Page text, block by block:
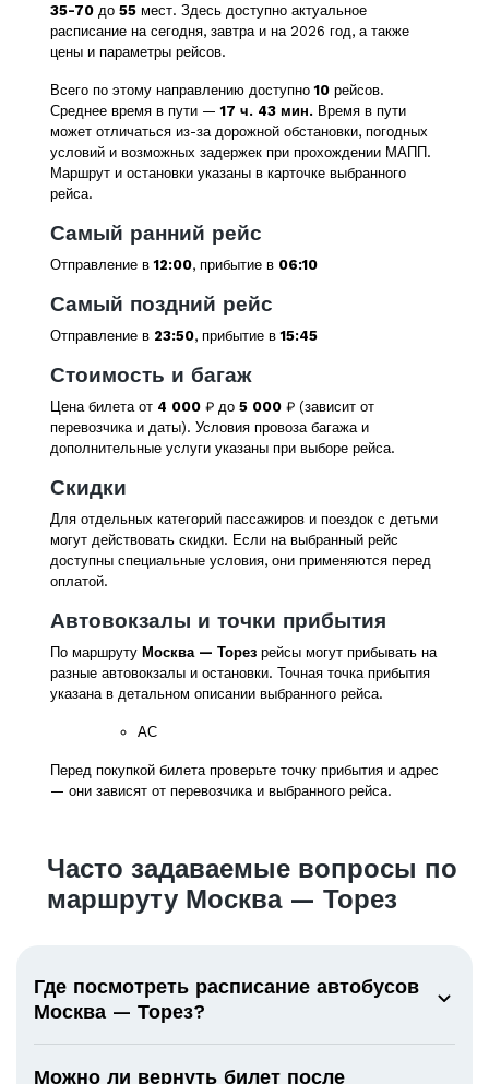
35-70 до 55 мест. Здесь доступно актуальное
расписание на сегодня, завтра и на 2026 год, а также
цены и параметры рейсов.
Всего по этому направлению доступно10 рейсов.
Среднее время в пути —17 ч. 43 мин. Время в пути
может отличаться из-за дорожной обстановки, погодных
условий и возможных задержек при прохождении МАПП.
Маршрут и остановки указаны в карточке выбранного
рейса.
Самый ранний рейс
Отправление в12:00, прибытие в 06:10
Самый поздний рейс
Отправление в 23:50, прибытие в15:45
Стоимость и багаж
Цена билета от 4 000 ₽ до 5 000 ₽ (зависит от
перевозчика и даты). Условия провоза багажа и
дополнительные услуги указаны при выборе рейса.
Скидки
Для отдельных категорий пассажиров и поездок с детьми
могут действовать скидки. Если на выбранный рейс
доступны специальные условия, они применяются перед
оплатой.
Автовокзалы и точки прибытия
По маршруту Москва — Торез рейсы могут прибывать на
разные автовокзалы и остановки. Точная точка прибытия
указана в детальном описании выбранного рейса.
АС
Перед покупкой билета проверьте точку прибытия и адрес
— они зависят от перевозчика и выбранного рейса.
Часто задаваемые вопросы по
маршруту Москва — Торез
Где посмотреть расписание автобусов
Москва — Торез?
Можно ли вернуть билет после